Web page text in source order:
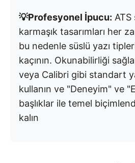
💡Profesyonel İpucu:
karmaşık tasarımları her
bu nedenle süslü yazı
kaçının. Okunabilirliği
veya Calibri gibi standart
kullanın ve "Deneyim" ve
başlıklar ile temel
kalın